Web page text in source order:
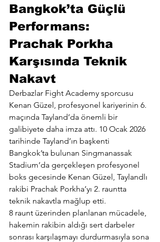
Bangkok’ta Güçlü
Performans:
Prachak Porkha
Karşısında Teknik
Nakavt
Derbazlar Fight Academy sporcusu
Kenan Güzel, profesyonel kariyerinin 6.
maçında Tayland’da önemli bir
galibiyete daha imza attı. 10 Ocak 2026
tarihinde Tayland’ın başkenti
Bangkok’ta bulunan Singmanassak
Stadium’da gerçekleşen profesyonel
boks gecesinde Kenan Güzel, Taylandlı
rakibi Prachak Porkha’yı 2. rauntta
teknik nakavtla mağlup etti.
8 raunt üzerinden planlanan mücadele,
hakemin rakibin aldığı sert darbeler
sonrası karşılaşmayı durdurmasıyla sona